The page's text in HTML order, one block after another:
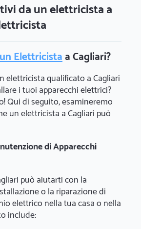
da un elettricista a
un Elettricistaa Cagliari?
elettricista qualificato a Cagliari
i tuoi apparecchi elettrici?
Qui di seguito, esamineremo
un elettricista a Cagliari può
di Apparecchi
può aiutarti con la
o la riparazione di
elettrico nella tua casa o nella
include: